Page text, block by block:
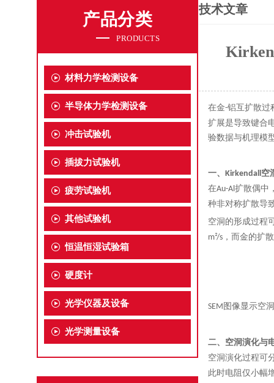
产品分类
PRODUCTS
材料力学检测设备
半导体力学检测设备
冲击试验机
插拔力试验机
疲劳试验机
其他试验机
恒温恒湿试验箱
硬度计
光学仪器及设备
光学测量设备
技术文章
在金-铝互扩散过
扩展是导致键合
验数据与机理模
一、 Kirkendall空
在Au-Al扩散偶中
种非对称扩散导
空洞的形成过程
m²/s，而金的扩
SEM 图像显示空
二、 空洞演化与
空洞演化过程可
此时电阻仅小幅